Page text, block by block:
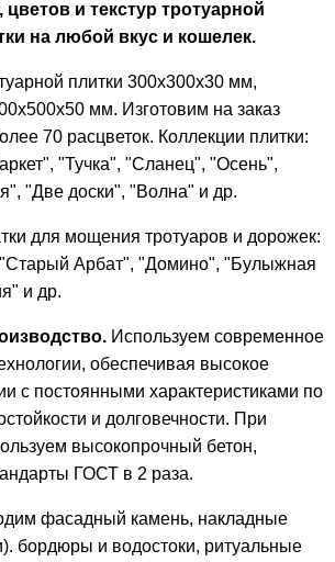
и текстур тротуарной
на любой вкус и кошелек.
плитки 300х300х30 мм,
мм. Изготовим на заказ
70 расцветок. Коллекции плитки:
"Тучка", "Сланец", "Осень",
"Две доски", "Волна" и др.
для мощения тротуаров и дорожек:
Арбат", "Домино", "Булыжная
и др.
Используем современное
обеспечивая высокое
с постоянными характеристиками по
и долговечности. При
высокопрочный бетон,
ГОСТ в 2 раза.
фасадный камень, накладные
бордюры и водостоки, ритуальные